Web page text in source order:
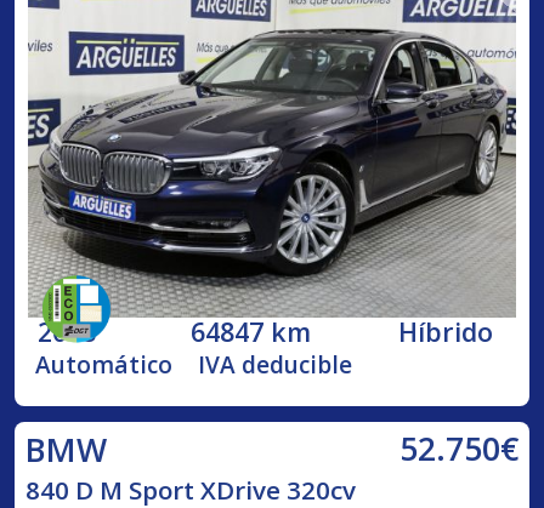
2018 64847 km Híbrido
Automático IVA deducible
BMW 52.750€
840 D M Sport XDrive 320cv